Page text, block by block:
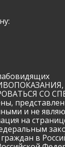
СО
и не
на
в